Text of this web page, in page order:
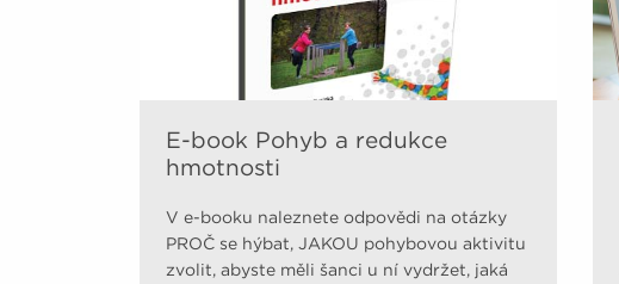
E-book Pohyb a redukce
hmotnosti
V e-booku naleznete odpovědi na otázky
PROČ se hýbat, JAKOU pohybovou aktivitu
zvolit, abyste měli šanci u ní vydržet, jaká